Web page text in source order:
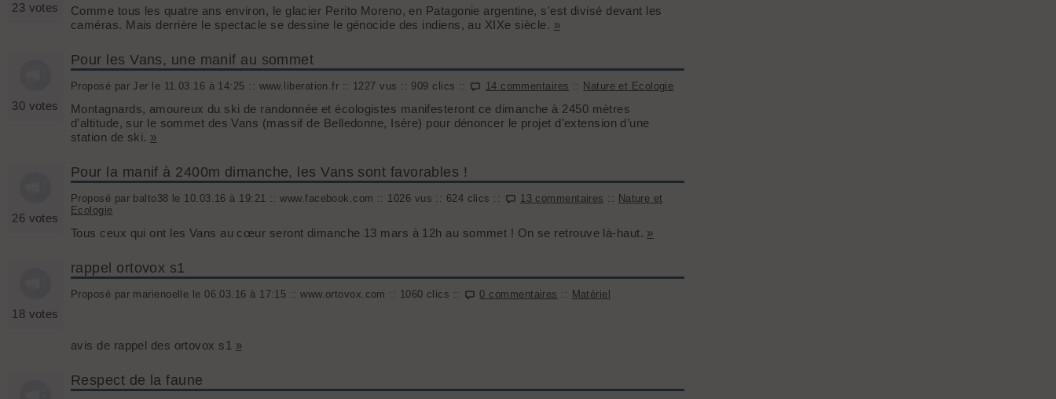
23 votes
Comme tous les quatre ans environ, le glacier Perito Moreno, en Patagonie argentine, s'est divisé devant les
caméras. Mais derrière le spectacle se dessine le génocide des indiens, au XIXe siècle. »
30 votes
Pour les Vans, une manif au sommet
Proposé par Jer le 11.03.16 à 14:25 :: www.liberation.fr :: 1227 vus :: 909 clics :: 14 commentaires :: Nature et Ecologie
Montagnards, amoureux du ski de randonnée et écologistes manifesteront ce dimanche à 2450 mètres
d’altitude, sur le sommet des Vans (massif de Belledonne, Isère) pour dénoncer le projet d’extension d’une
station de ski. »
26 votes
Pour la manif à 2400m dimanche, les Vans sont favorables !
Proposé par balto38 le 10.03.16 à 19:21 :: www.facebook.com :: 1026 vus :: 624 clics :: 13 commentaires ::
Nature et
Ecologie
Tous ceux qui ont les Vans au cœur seront dimanche 13 mars à 12h au sommet ! On se retrouve là-haut. »
18 votes
rappel ortovox s1
Proposé par marienoelle le 06.03.16 à 17:15 :: www.ortovox.com :: 1060 clics :: 0 commentaires :: Matériel
avis de rappel des ortovox s1 »
Respect de la faune